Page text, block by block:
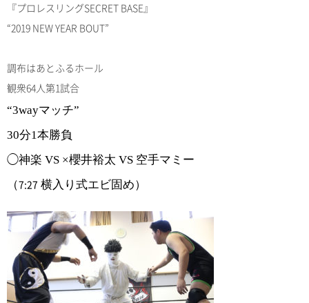
『プロレスリングSECRET BASE』
“2019 NEW YEAR BOUT”
調布はあとふるホール
観衆64人第1試合
“3wayマッチ”
30分1本勝負
◯神楽 VS ×櫻井裕太 VS 空手マミー
（7:27 横入り式エビ固め）